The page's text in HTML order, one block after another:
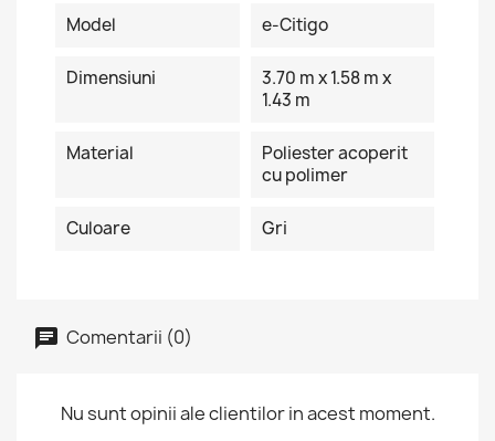
Model e-Citigo
Dimensiuni
3.70 m x 1.58 m x
1.43 m
Material
Poliester acoperit
cu polimer
Culoare Gri
Comentarii (0)
Nu sunt opinii ale clientilor in acest moment.